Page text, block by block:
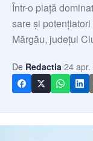
Echipa
Contact
Într-o piață
sare și
Mărgău, județul
De Redactia|24 apr.